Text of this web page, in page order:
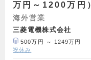
万円～1200万円
海外営業
三菱電機株式会社
500万円 ～ 1249万円
祝休み